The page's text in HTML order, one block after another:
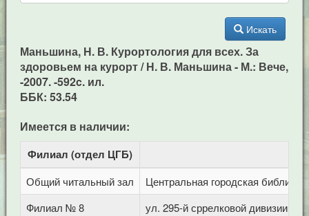
Искать
Маньшина, Н. В. Курортология для всех. За
здоровьем на курорт / Н. В. Маньшина - М.: Вече,
-2007. -592c. ил.
ББК: 53.54
Имеется в наличии:
Филиал (отдел ЦГБ)
Общий читальный зал
Центральная городская
Филиал № 8
ул. 295-й сррелковой дивизии, 114